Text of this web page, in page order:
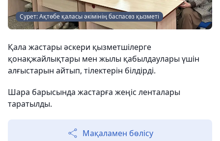
Сурет: Ақтөбе қаласы әкімінің баспасөз қызметі
Қала жастары әскери қызметшілерге
қонақжайлықтары мен жылы қабылдаулары үшін
алғыстарын айтып, тілектерін білдірді.
Шара барысында жастарға жеңіс ленталары
таратылды.
Мақаламен бөлісу